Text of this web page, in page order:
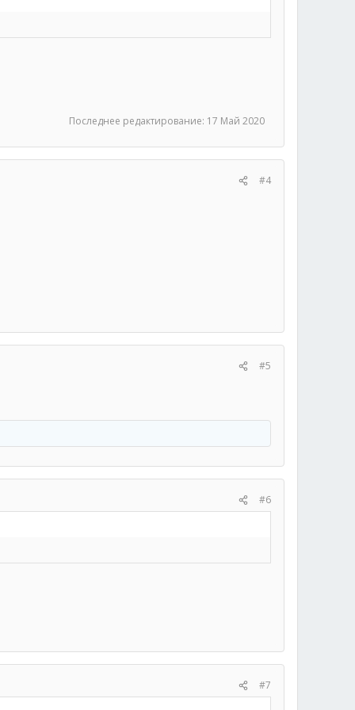
Последнее редактирование: 17 Май 2020
#4
#5
#6
#7